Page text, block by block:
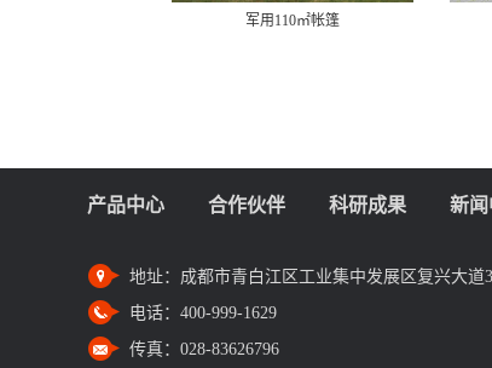
军用110㎡帐篷
产品中心 合作伙伴 科研成果 新
地址： 成都市青白江区工业集中发展区复兴大道
电话： 400-999-1629
传真： 028-83626796